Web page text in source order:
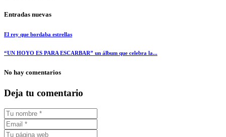
Entradas nuevas
El rey que bordaba estrellas
“UN HOYO ES PARA ESCARBAR” un álbum que celebra la...
No hay comentarios
Deja tu comentario